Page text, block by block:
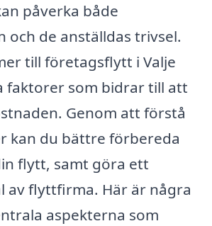
påverka både
och de anställdas trivsel.
till företagsflytt i Valje
faktorer som bidrar till att
Genom att förstå
kan du bättre förbereda
flytt, samt göra ett
av flyttfirma. Här är några
aspekterna som